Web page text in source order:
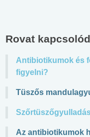
Rovat
Antibiotikumok és
figyelni?
Tüszős
Az antibiotikumok